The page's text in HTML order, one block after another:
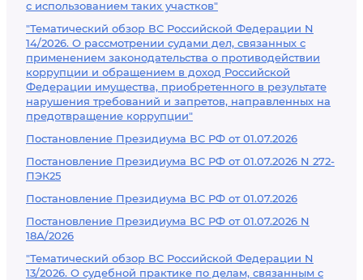
с использованием таких участков"
"Тематический обзор ВС Российской Федерации N
14/2026. О рассмотрении судами дел, связанных с
применением законодательства о противодействии
коррупции и обращением в доход Российской
Федерации имущества, приобретенного в результате
нарушения требований и запретов, направленных на
предотвращение коррупции"
Постановление Президиума ВС РФ от 01.07.2026
Постановление Президиума ВС РФ от 01.07.2026 N 272-
ПЭК25
Постановление Президиума ВС РФ от 01.07.2026
Постановление Президиума ВС РФ от 01.07.2026 N
18А/2026
"Тематический обзор ВС Российской Федерации N
13/2026. О судебной практике по делам, связанным с